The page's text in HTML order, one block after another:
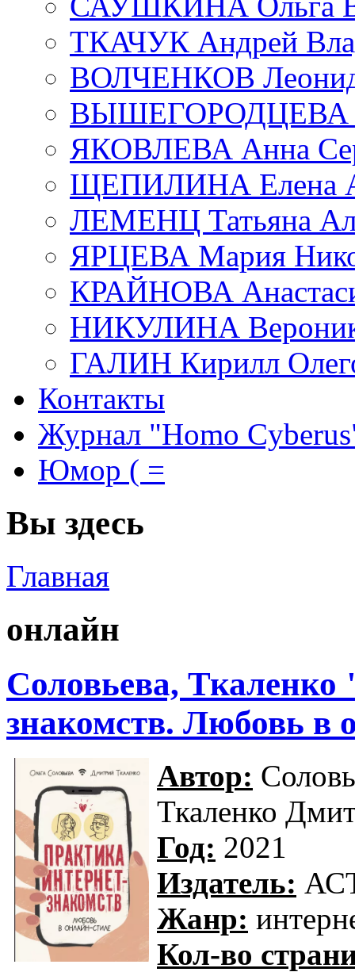
ТКАЧУК Андрей
ВОЛЧЕНКОВ Леонид
ВЫШЕГОРОДЦЕВА
ЯКОВЛЕВА Анна
ЩЕПИЛИНА Елена
ЛЕМЕНЦ Татьяна
ЯРЦЕВА Мария
КРАЙНОВА
НИКУЛИНА
ГАЛИН Кирилл
Контакты
Журнал "Homo
Юмор ( =
Вы здесь
Главная
онлайн
Соловьева,
знакомств. Любовь в
Автор:
Ткаленко
Год: 2021
Издатель:
Жанр:
Кол-во